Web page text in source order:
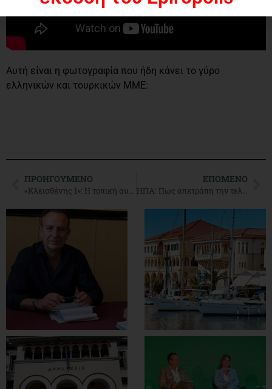
Αυτή είναι η φωτογραφία που ήδη κάνει το γύρο
ελληνικών και τουρκικών ΜΜΕ:
ΠΡΟΗΓΟΎΜΕΝΟ
«Κλεισθένης 1»: Η τοπική αυτοδιοίκηση γυρνά την πλάτη στην κυβερνητική πρόταση για την απλή αναλογική
ΕΠΌΜΕΝΟ
ΗΠΑ: Πως απετράπη την τελευταία στιγμή μακελειό με πρωταγωνιστή έναν νεαρό τζιχαντιστή